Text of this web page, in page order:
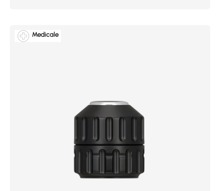
Medicale